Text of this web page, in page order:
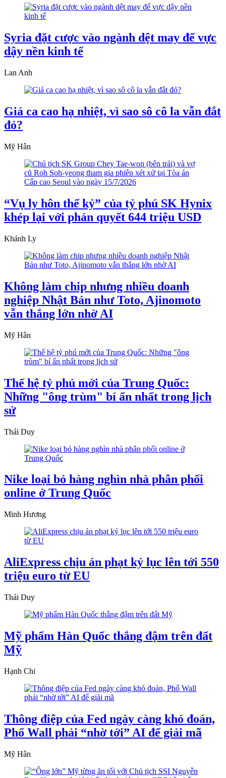
Syria đặt cược vào ngành dệt may để vực
dậy nền kinh tế
Lan Anh
Giá ca cao hạ nhiệt, vì sao sô cô la vẫn đắt
đỏ?
Mỹ Hân
“Vụ ly hôn thế kỷ” của tỷ phú SK Hynix
khép lại với phán quyết 644 triệu USD
Khánh Ly
Không làm chip nhưng nhiều doanh
nghiệp Nhật Bản như Toto, Ajinomoto
vẫn thắng lớn nhờ AI
Mỹ Hân
Thế hệ tỷ phú mới của Trung Quốc:
Những "ông trùm" bí ẩn nhất trong lịch
sử
Thái Duy
Nike loại bỏ hàng nghìn nhà phân phối
online ở Trung Quốc
Minh Hương
AliExpress chịu án phạt kỷ lục lên tới 550
triệu euro từ EU
Thái Duy
Mỹ phẩm Hàn Quốc thắng đậm trên đất
Mỹ
Hạnh Chi
Thông điệp của Fed ngày càng khó đoán,
Phố Wall phải “nhờ tới” AI để giải mã
Mỹ Hân